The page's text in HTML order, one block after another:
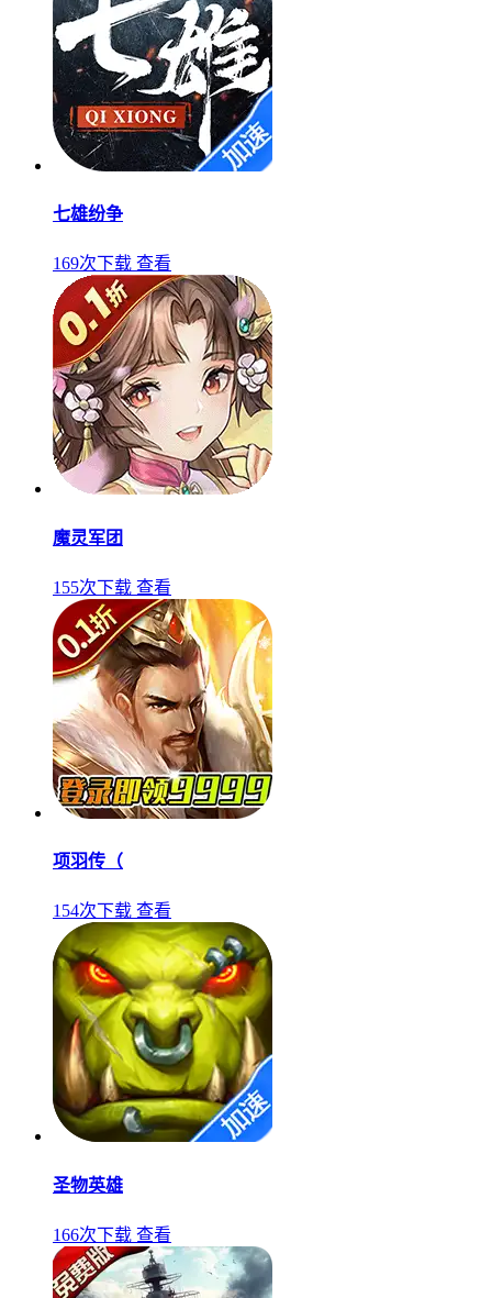
七雄纷争
169次下载 查看
魔灵军团
155次下载 查看
项羽传（
154次下载 查看
圣物英雄
166次下载 查看